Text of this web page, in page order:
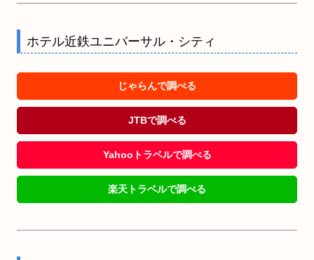
ホテル近鉄ユニバーサル・シティ
じゃらんで調べる
JTBで調べる
Yahooトラベルで調べる
楽天トラベルで調べる